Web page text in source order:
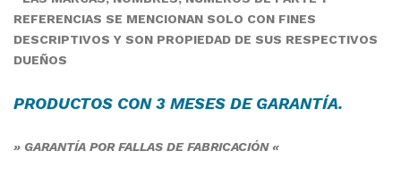
REFERENCIAS SE MENCIONAN SOLO CON FINES
DESCRIPTIVOS Y SON PROPIEDAD DE SUS RESPECTIVOS
DUEÑOS
PRODUCTOS CON 3 MESES DEGARANTÍA.
» GARANTÍA POR FALLAS DE FABRICACIÓN «